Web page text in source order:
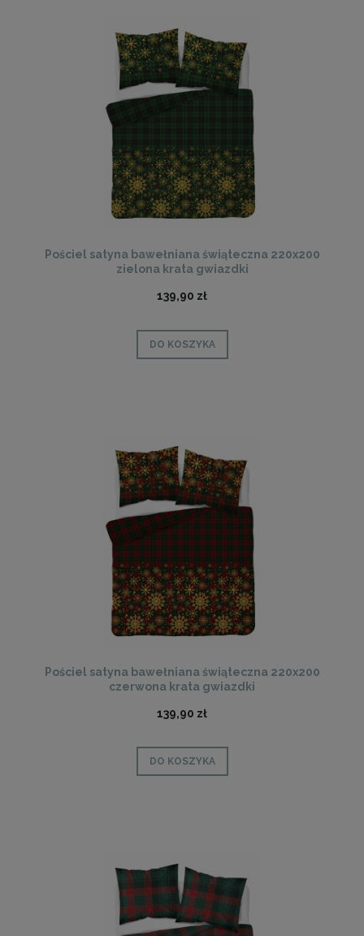
Pościel satyna bawełniana świąteczna 220x200
zielona krata gwiazdki
139,90 zł
DO KOSZYKA
Pościel satyna bawełniana świąteczna 220x200
czerwona krata gwiazdki
139,90 zł
DO KOSZYKA